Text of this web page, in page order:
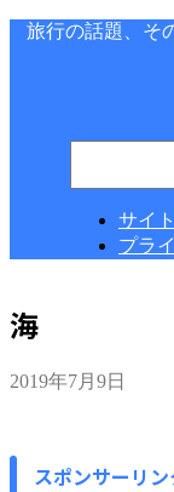
旅行の話題、そ
サイ
プラ
海
2019年7月9日
スポンサーリン